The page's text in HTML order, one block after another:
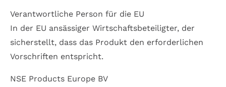
Verantwortliche Person für die EU
In der EU ansässiger Wirtschaftsbeteiligter, der
sicherstellt, dass das Produkt den erforderlichen
Vorschriften entspricht.
NSE Products Europe BV